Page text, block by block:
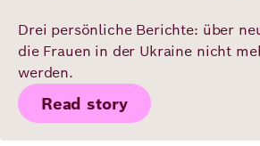
Drei persönliche Berichte: über
die Frauen in der Ukraine nicht
werden.
Read story